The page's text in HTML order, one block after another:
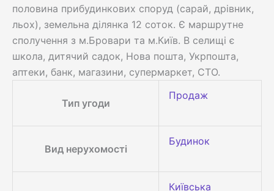
половина прибудинкових споруд (сарай, дрівник,
льох), земельна ділянка 12 соток. Є маршрутне
сполучення з м.Бровари та м.Київ. В селищі є
школа, дитячий садок, Нова пошта, Укрпошта,
аптеки, банк, магазини, супермаркет, СТО.
Тип угоди
Продаж
Вид нерухомості
Будинок
Київська